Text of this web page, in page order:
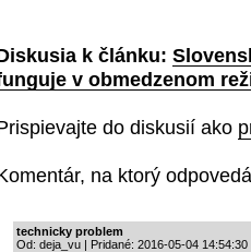
k článku:
v obmedzenom
do diskusií ako
na ktorý
technicky problem
Od: deja_vu | Pridané: 2016-05-04 14:54:30